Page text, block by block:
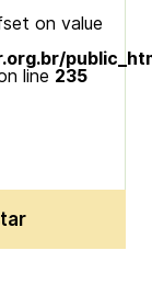
on value
line 235